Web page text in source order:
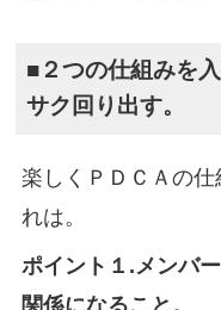
■２つの仕組みを
サク回り出す。
楽しくＰＤＣＡの
れは。
ポイント１.メンバ